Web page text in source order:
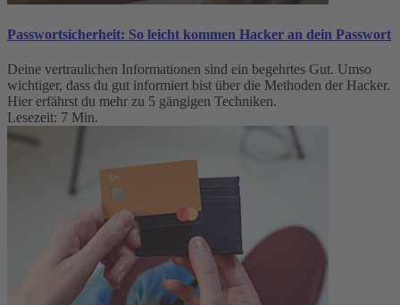
Passwortsicherheit: So leicht kommen Hacker an dein Passwort
Deine vertraulichen Informationen sind ein begehrtes Gut. Umso
wichtiger, dass du gut informiert bist über die Methoden der Hacker.
Hier erfährst du mehr zu 5 gängigen Techniken.
Lesezeit: 7 Min.